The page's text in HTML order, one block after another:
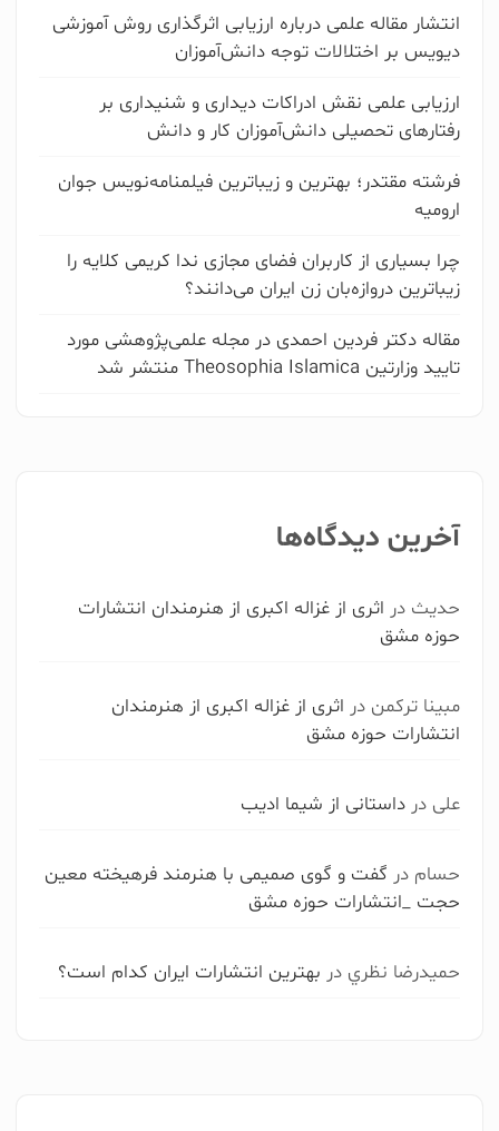
انتشار مقاله علمی درباره ارزیابی اثرگذاری روش آموزشی
دیویس بر اختلالات توجه دانش‌آموزان
ارزیابی علمی نقش ادراکات دیداری و شنیداری بر
رفتارهای تحصیلی دانش‌آموزان کار و دانش
فرشته مقتدر؛ بهترین و زیباترین فیلمنامه‌نویس جوان
ارومیه
چرا بسیاری از کاربران فضای مجازی ندا کریمی کلایه را
زیباترین دروازه‌بان زن ایران می‌دانند؟
مقاله دکتر فردین احمدی در مجله علمی‌پژوهشی مورد
تایید وزارتین Theosophia Islamica منتشر شد
آخرین دیدگاه‌ها
حدیث در اثری از غزاله اکبری از هنرمندان انتشارات
حوزه مشق
مبینا ترکمن در اثری از غزاله اکبری از هنرمندان
انتشارات حوزه مشق
علی در داستانی از شیما ادیب
حسام در گفت و گوی صمیمی با هنرمند فرهیخته معین
حجت _انتشارات حوزه مشق
حميدرضا نظري در بهترین انتشارات ایران کدام است؟